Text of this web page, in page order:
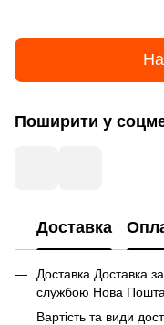
Поширити у
Доставка
Доставка Доставка
службою Нова Пошта.
Вартість та види